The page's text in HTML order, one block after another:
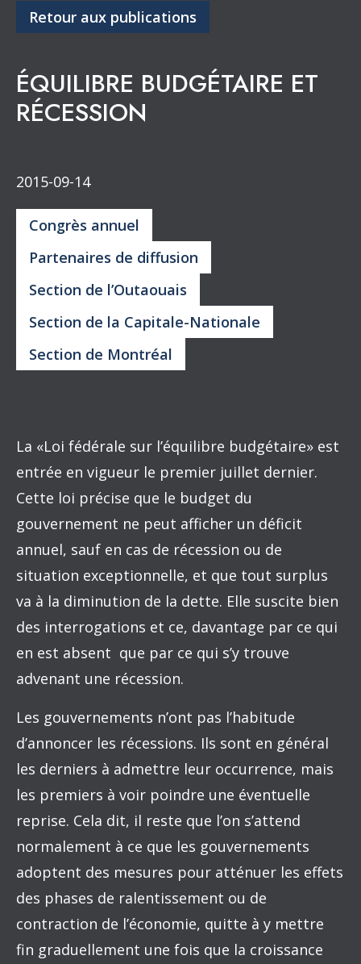
Retour aux publications
ÉQUILIBRE BUDGÉTAIRE ET
RÉCESSION
2015-09-14
Congrès annuel
Partenaires de diffusion
Section de l’Outaouais
Section de la Capitale-Nationale
Section de Montréal
La «Loi fédérale sur l’équilibre budgétaire» est
entrée en vigueur le premier juillet dernier.
Cette loi précise que le budget du
gouvernement ne peut afficher un déficit
annuel, sauf en cas de récession ou de
situation exceptionnelle, et que tout surplus
va à la diminution de la dette. Elle suscite bien
des interrogations et ce, davantage par ce qui
en est absent que par ce qui s’y trouve
advenant une récession.
Les gouvernements n’ont pas l’habitude
d’annoncer les récessions. Ils sont en général
les derniers à admettre leur occurrence, mais
les premiers à voir poindre une éventuelle
reprise. Cela dit, il reste que l’on s’attend
normalement à ce que les gouvernements
adoptent des mesures pour atténuer les effets
des phases de ralentissement ou de
contraction de l’économie, quitte à y mettre
fin graduellement une fois que la croissance